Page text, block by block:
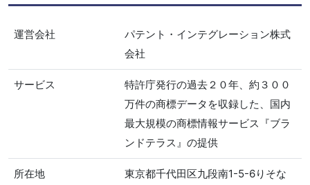
運営会社
パテント・インテグレーション株式
会社
サービス
特許庁発行の過去２０年、約３００
万件の商標データを収録した、国内
最大規模の商標情報サービス『ブラ
ンドテラス』の提供
所在地
東京都千代田区九段南1-5-6りそな